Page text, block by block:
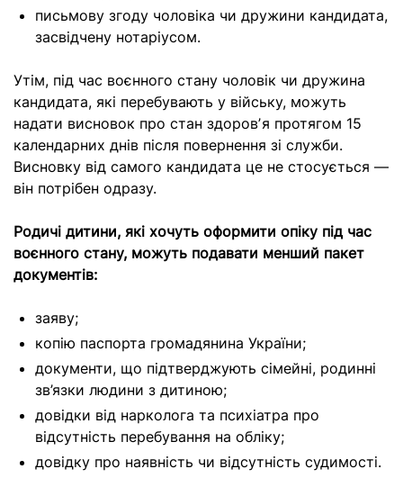
письмову згоду чоловіка чи дружини кандидата,
засвідчену нотаріусом.
Утім, під час воєнного стану чоловік чи дружина
кандидата, які перебувають у війську, можуть
надати висновок про стан здоровʼя протягом 15
календарних днів після повернення зі служби.
Висновку від самого кандидата це не стосується —
він потрібен одразу.
Родичі дитини, які хочуть оформити опіку під час
воєнного стану, можуть подавати менший пакет
документів:
заяву;
копію паспорта громадянина України;
документи, що підтверджують сімейні, родинні
зв’язки людини з дитиною;
довідки від нарколога та психіатра про
відсутність перебування на обліку;
довідку про наявність чи відсутність судимості.